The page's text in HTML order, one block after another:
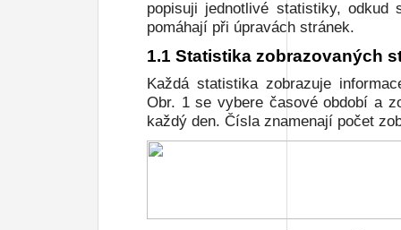
popisuji jednotlivé statistiky,
pomáhají při úpravách stránek.
1.1 Statistika zobrazovaných
Každá statistika zobrazuje
Obr. 1se vybere časové období a
každý den. Čísla znamenají počet